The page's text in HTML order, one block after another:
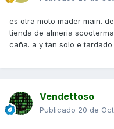
es otra moto mader main.
tienda de almeria
caña. a y tan solo e
Vendettoso
Publicado 20 de